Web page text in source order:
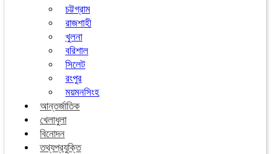
চট্টগ্রাম
রাজশাহী
খুলনা
বরিশাল
সিলেট
রংপুর
ময়মনসিংহ
আন্তর্জাতিক
খেলাধুলা
বিনোদন
তথ্যপ্রযুক্তি